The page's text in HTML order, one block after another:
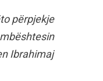
përpjekje
Ibrahimaj